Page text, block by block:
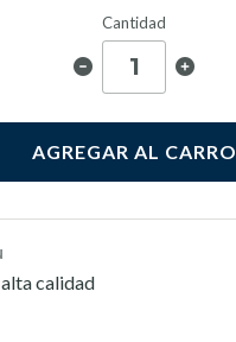
Cantidad
AGREGAR AL CARRO
calidad